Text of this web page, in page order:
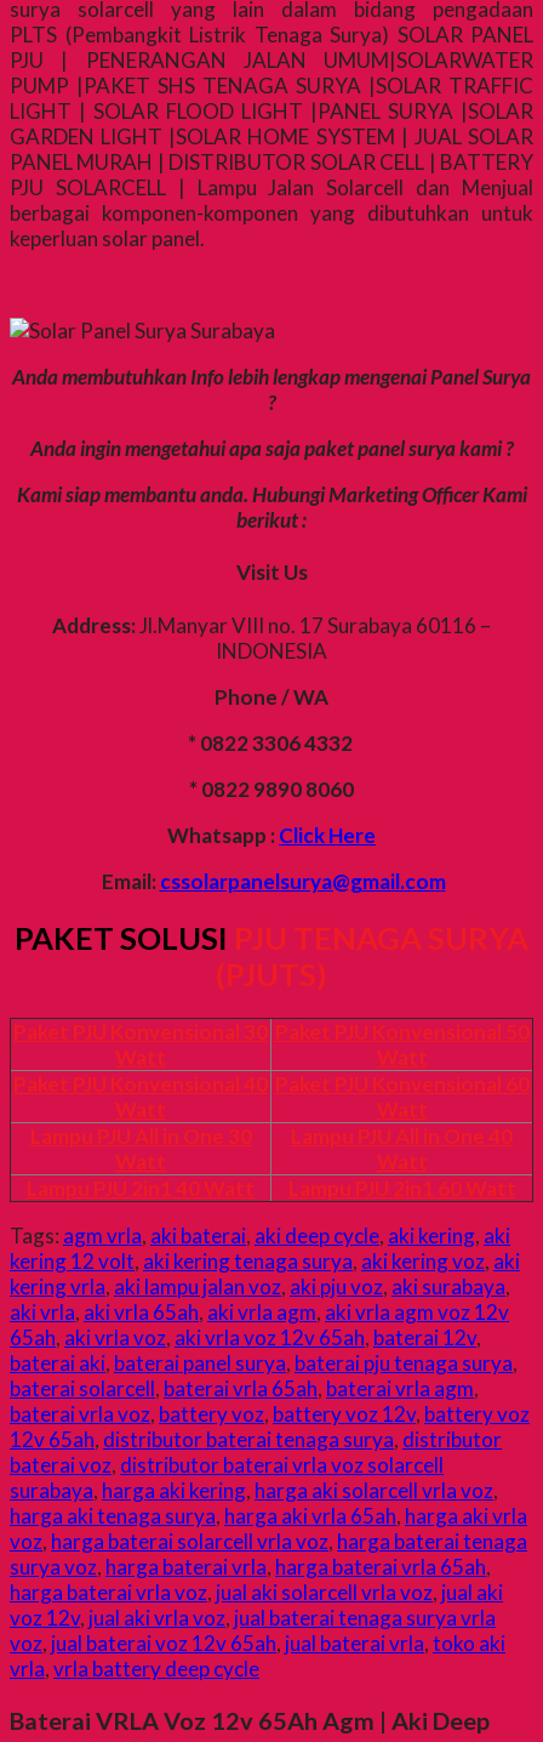
surya solarcell yang lain dalam bidang pengadaan
PLTS (Pembangkit Listrik Tenaga Surya) SOLAR PANEL
PJU | PENERANGAN JALAN UMUM|SOLARWATER
PUMP |PAKET SHS TENAGA SURYA |SOLAR TRAFFIC
LIGHT | SOLAR FLOOD LIGHT |PANEL SURYA |SOLAR
GARDEN LIGHT |SOLAR HOME SYSTEM | JUAL SOLAR
PANEL MURAH | DISTRIBUTOR SOLAR CELL | BATTERY
PJU SOLARCELL | Lampu Jalan Solarcell dan Menjual
berbagai komponen-komponen yang dibutuhkan untuk
keperluan solar panel.
Anda membutuhkan Info lebih lengkap mengenai Panel Surya
?
Anda ingin mengetahui apa saja paket panel surya kami ?
Kami siap membantu anda. Hubungi Marketing Officer Kami
berikut :
Visit Us
Address:Jl.Manyar VIII no. 17 Surabaya 60116 –
INDONESIA
Phone / WA
* 0822 3306 4332
* 0822 9890 8060
Whatsapp : Click Here
Email: cssolarpanelsurya@gmail.com
PAKET SOLUSI PJU TENAGA SURYA
(PJUTS)
Paket PJU Konvensional 30
Watt
Paket PJU Konvensional 50
Watt
Paket PJU Konvensional 40
Watt
Paket PJU Konvensional 60
Watt
Lampu PJU All in One 30
Watt
Lampu PJU All in One 40
Watt
Lampu PJU 2in1 40 Watt
Lampu PJU 2in1 60 Watt
Tags: agm vrla, aki baterai, aki deep cycle, aki kering, aki
kering 12 volt, aki kering tenaga surya, aki kering voz, aki
kering vrla, aki lampu jalan voz, aki pju voz, aki surabaya,
aki vrla, aki vrla 65ah, aki vrla agm, aki vrla agm voz 12v
65ah, aki vrla voz, aki vrla voz 12v 65ah, baterai 12v,
baterai aki, baterai panel surya, baterai pju tenaga surya,
baterai solarcell, baterai vrla 65ah, baterai vrla agm,
baterai vrla voz, battery voz, battery voz 12v, battery voz
12v 65ah, distributor baterai tenaga surya, distributor
baterai voz, distributor baterai vrla voz solarcell
surabaya, harga aki kering, harga aki solarcell vrla voz,
harga aki tenaga surya, harga aki vrla 65ah, harga aki vrla
voz, harga baterai solarcell vrla voz, harga baterai tenaga
surya voz, harga baterai vrla, harga baterai vrla 65ah,
harga baterai vrla voz, jual aki solarcell vrla voz, jual aki
voz 12v, jual aki vrla voz, jual baterai tenaga surya vrla
voz, jual baterai voz 12v 65ah, jual baterai vrla,toko aki
vrla,vrla battery deep cycle
Baterai VRLA Voz 12v 65Ah Agm | Aki Deep